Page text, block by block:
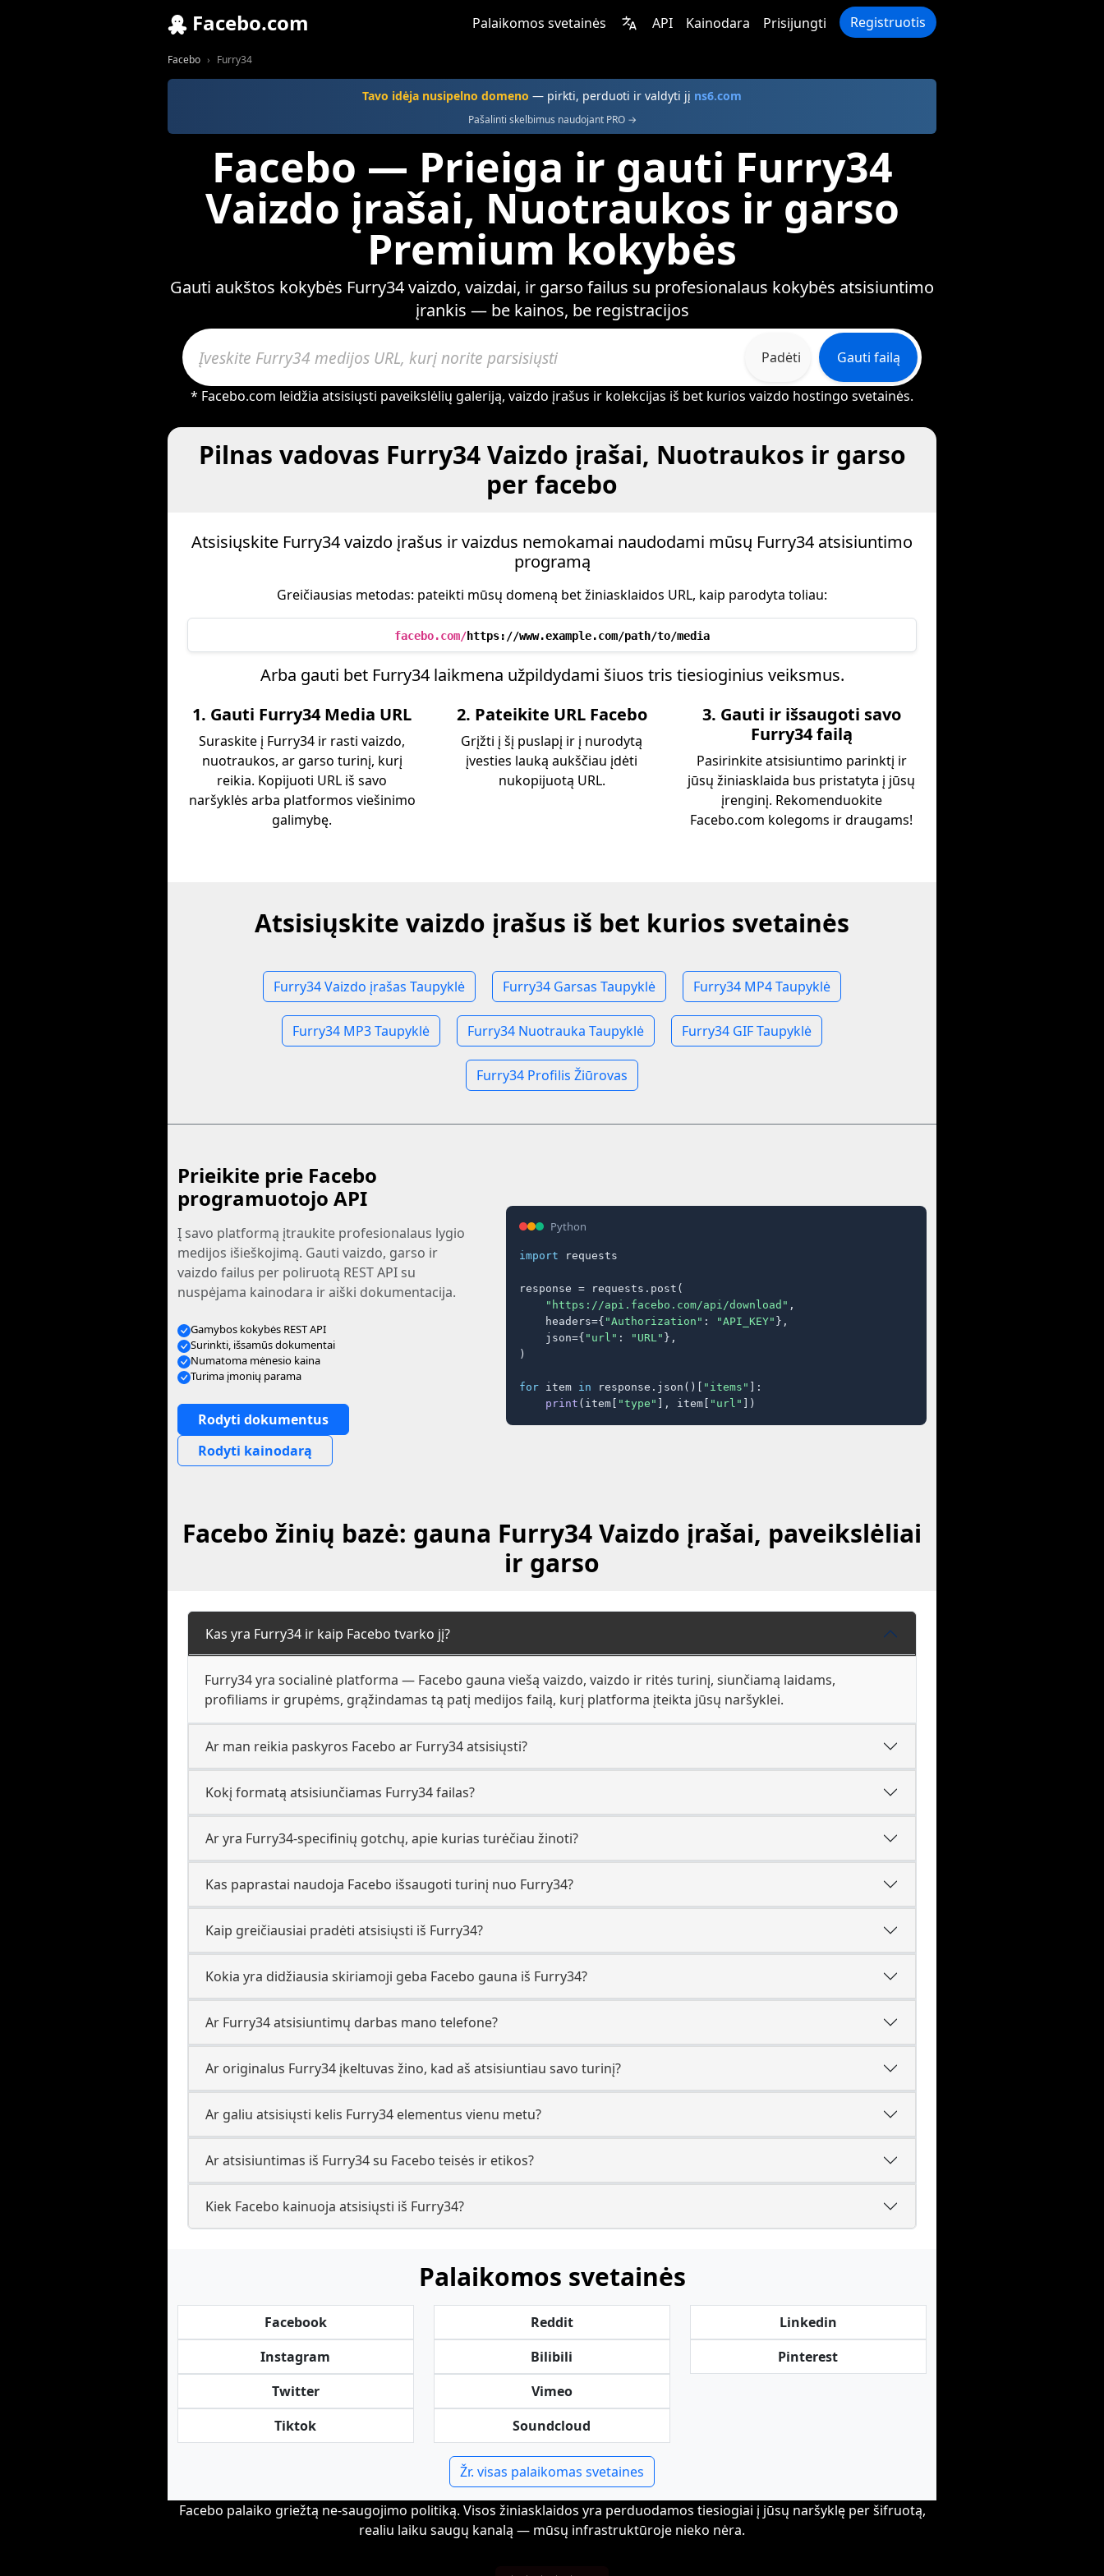
Facebo.com Palaikomos svetainės API Kainodara Prisijungti Registruotis
Facebo Furry34
Tavo idėja nusipelno domeno — pirkti, perduoti ir valdyti jį ns6.com
Pašalinti skelbimus naudojant PRO →
Facebo — Prieiga ir gauti Furry34
Vaizdo įrašai, Nuotraukos ir garso
Premium kokybės
Gauti aukštos kokybės Furry34 vaizdo, vaizdai, ir garso failus su profesionalaus kokybės atsisiuntimo
įrankis — be kainos, be registracijos
Padėti Gauti failą
* Facebo.com leidžia atsisiųsti paveikslėlių galeriją, vaizdo įrašus ir kolekcijas iš bet kurios vaizdo hostingo svetainės.
Pilnas vadovas Furry34 Vaizdo įrašai, Nuotraukos ir garso
per facebo
Atsisiųskite Furry34 vaizdo įrašus ir vaizdus nemokamai naudodami mūsų Furry34 atsisiuntimo
programą
Greičiausias metodas: pateikti mūsų domeną bet žiniasklaidos URL, kaip parodyta toliau:
facebo.com/https://www.example.com/path/to/media
Arba gauti bet Furry34 laikmena užpildydami šiuos tris tiesioginius veiksmus.
1. Gauti Furry34 Media URL
Suraskite į Furry34 ir rasti vaizdo,
nuotraukos, ar garso turinį, kurį
reikia. Kopijuoti URL iš savo
naršyklės arba platformos viešinimo
galimybę.
2. Pateikite URL Facebo
Grįžti į šį puslapį ir į nurodytą
įvesties lauką aukščiau įdėti
nukopijuotą URL.
3. Gauti ir išsaugoti savo
Furry34 failą
Pasirinkite atsisiuntimo parinktį ir
jūsų žiniasklaida bus pristatyta į jūsų
įrenginį. Rekomenduokite
Facebo.com kolegoms ir draugams!
Atsisiųskite vaizdo įrašus iš bet kurios svetainės
Furry34 Vaizdo įrašas Taupyklė Furry34 Garsas Taupyklė Furry34 MP4 Taupyklė
Furry34 MP3 Taupyklė Furry34 Nuotrauka Taupyklė Furry34 GIF Taupyklė
Furry34 Profilis Žiūrovas
Prieikite prie Facebo
programuotojo API
Į savo platformą įtraukite profesionalaus lygio
medijos išieškojimą. Gauti vaizdo, garso ir
vaizdo failus per poliruotą REST API su
nuspėjama kainodara ir aiški dokumentacija.
Gamybos kokybės REST API
Surinkti, išsamūs dokumentai
Numatoma mėnesio kaina
Turima įmonių parama
Rodyti dokumentus
Rodyti kainodarą
Python
import requests
response = requests.post(
"https://api.facebo.com/api/download" ,
    headers={
"Authorization" : "API_KEY" },
    json={
"url" : "URL" },
)
for item in response.json()[ "items" ]:
print (item[ "type" ], item[ "url" ])
Facebo žinių bazė: gauna Furry34 Vaizdo įrašai, paveikslėliai
ir garso
Kas yra Furry34 ir kaip Facebo tvarko jį?
Furry34 yra socialinė platforma — Facebo gauna viešą vaizdo, vaizdo ir ritės turinį, siunčiamą laidams,
profiliams ir grupėms, grąžindamas tą patį medijos failą, kurį platforma įteikta jūsų naršyklei.
Ar man reikia paskyros Facebo ar Furry34 atsisiųsti?
Kokį formatą atsisiunčiamas Furry34 failas?
Ar yra Furry34-specifinių gotchų, apie kurias turėčiau žinoti?
Kas paprastai naudoja Facebo išsaugoti turinį nuo Furry34?
Kaip greičiausiai pradėti atsisiųsti iš Furry34?
Kokia yra didžiausia skiriamoji geba Facebo gauna iš Furry34?
Ar Furry34 atsisiuntimų darbas mano telefone?
Ar originalus Furry34 įkeltuvas žino, kad aš atsisiuntiau savo turinį?
Ar galiu atsisiųsti kelis Furry34 elementus vienu metu?
Ar atsisiuntimas iš Furry34 su Facebo teisės ir etikos?
Kiek Facebo kainuoja atsisiųsti iš Furry34?
Palaikomos svetainės
Facebook
Instagram
Twitter
Tiktok
Reddit
Bilibili
Vimeo
Soundcloud
Linkedin
Pinterest
Žr. visas palaikomas svetaines
Facebo palaiko griežtą ne-saugojimo politiką. Visos žiniasklaidos yra perduodamos tiesiogiai į jūsų naršyklę per šifruotą,
realiu laiku saugų kanalą — mūsų infrastruktūroje nieko nėra.